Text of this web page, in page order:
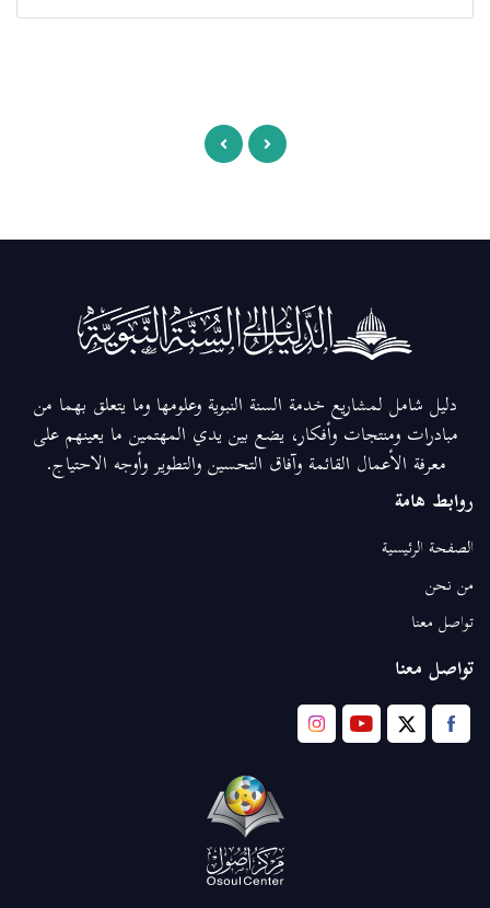
دليل شامل لمشاريع خدمة السنة النبوية وعلومها وما يتعلق بهما من
مبادرات ومنتجات وأفكار، يضع بين يدي المهتمين ما يعينهم على
معرفة الأعمال القائمة وآفاق التحسين والتطوير وأوجه الاحتياج.
روابط هامة
الصفحة الرئيسية
من نحن
تواصل معنا
تواصل معنا